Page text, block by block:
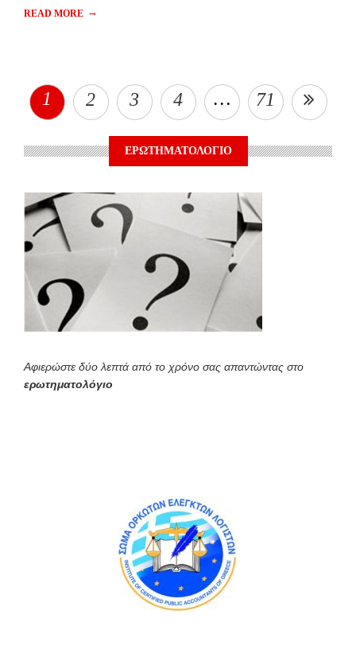
READ MORE →
1 2 3 4 … 71
ΕΡΩΤΗΜΑΤΟΛΟΓΙΟ
Αφιερώστε δύο λεπτά από το χρόνο σας απαντώντας στο
ερωτηματολόγιο